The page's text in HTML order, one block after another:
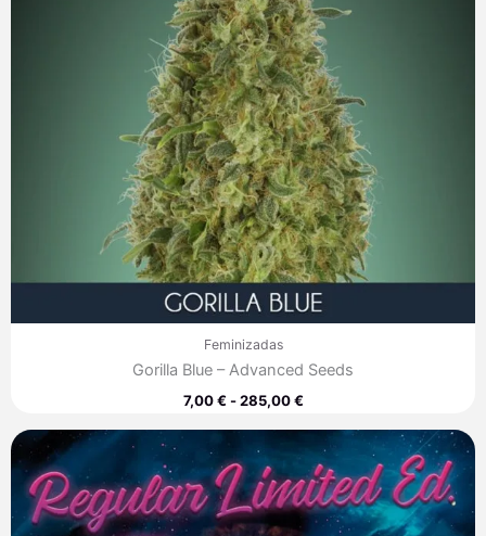
Feminizadas
Gorilla Blue – Advanced Seeds
7,00€ - 285,00€